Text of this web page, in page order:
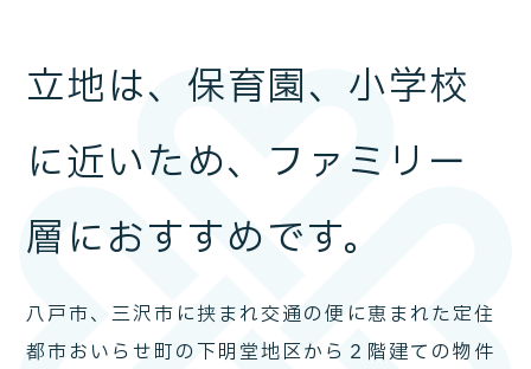
立地は、保育園、小学校
に近いため、ファミリー
層におすすめです。
八戸市、三沢市に挟まれ交通の便に恵まれた定住
都市おいらせ町の下明堂地区から２階建ての物件